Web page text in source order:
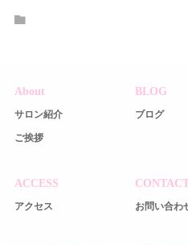
About
サロン紹介
ご挨拶
BLOG
ブログ
ACCESS
アクセス お問い合わ